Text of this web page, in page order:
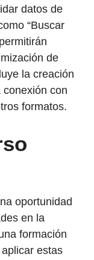
datos de
“Buscar
de
la creación
con
formatos.
oportunidad
en la
formación
estas